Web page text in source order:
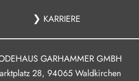
❯ KARRIERE
GARHAMMER GMBH
28, 94065 Waldkirchen